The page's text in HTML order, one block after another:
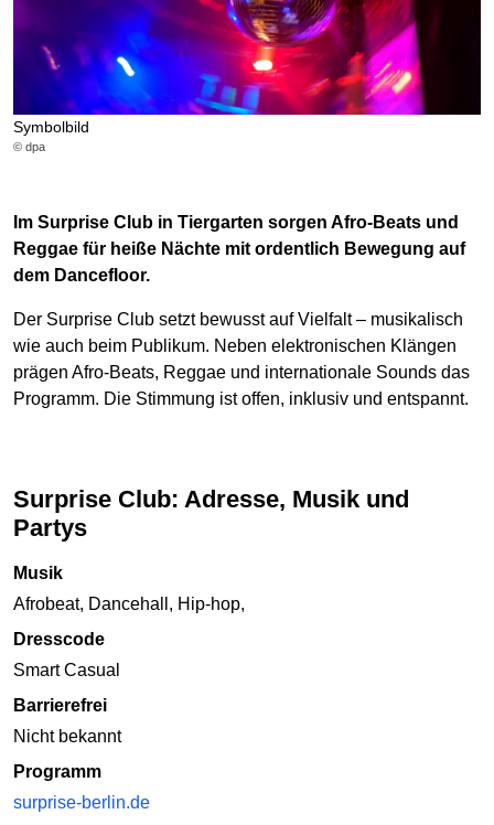
Symbolbild
© dpa
Im Surprise Club in Tiergarten sorgen Afro-Beats und
Reggae für heiße Nächte mit ordentlich Bewegung auf
dem Dancefloor.
Der Surprise Club setzt bewusst auf Vielfalt – musikalisch
wie auch beim Publikum. Neben elektronischen Klängen
prägen Afro-Beats, Reggae und internationale Sounds das
Programm. Die Stimmung ist offen, inklusiv und entspannt.
Surprise Club: Adresse, Musik und
Partys
Musik
Afrobeat, Dancehall, Hip-hop,
Dresscode
Smart Casual
Barrierefrei
Nicht bekannt
Programm
surprise-berlin.de